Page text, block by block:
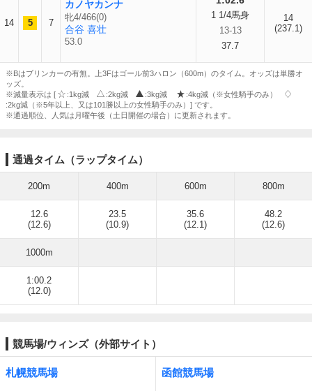
14 5 7
カノヤカンナ
牝4/466(0)
合谷 喜壮
53.0
1 1/4馬身
13-13
37.7
14
(237.1)
※Bはブリンカーの有無。上3Fはゴール前3ハロン（600m）のタイム。オッズは単勝オ
ッズ。
※減量表示は [
:1kg減 :2kg減 :3kg減
:4kg減（※女性騎手のみ）
:2kg減（※5年以上、又は101勝以上の女性騎手のみ）] です。
※通過順位、人気は月曜午後（土日開催の場合）に更新されます。
通過タイム（ラップタイム）
200m 400m 600m 800m
12.6
(12.6)
23.5
(10.9)
35.6
(12.1)
48.2
(12.6)
1000m
1:00.2
(12.0)
競馬場/ウィンズ（外部サイト）
札幌競馬場 函館競馬場